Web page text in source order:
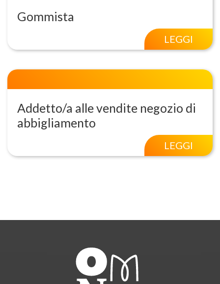
Gommista
LEGGI
Addetto/a alle vendite negozio di
abbigliamento
LEGGI